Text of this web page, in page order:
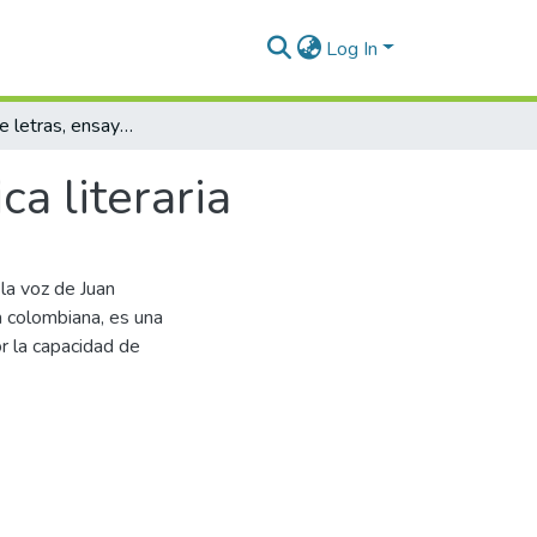
Log In
Banquete de letras, ensayos de hermenéutica literaria
literaria
voz de Juan
es una
la capacidad de